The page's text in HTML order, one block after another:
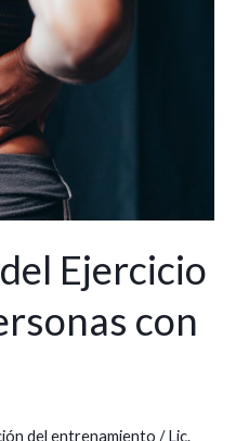
Ejercicio
con
del entrenamiento /Lic.